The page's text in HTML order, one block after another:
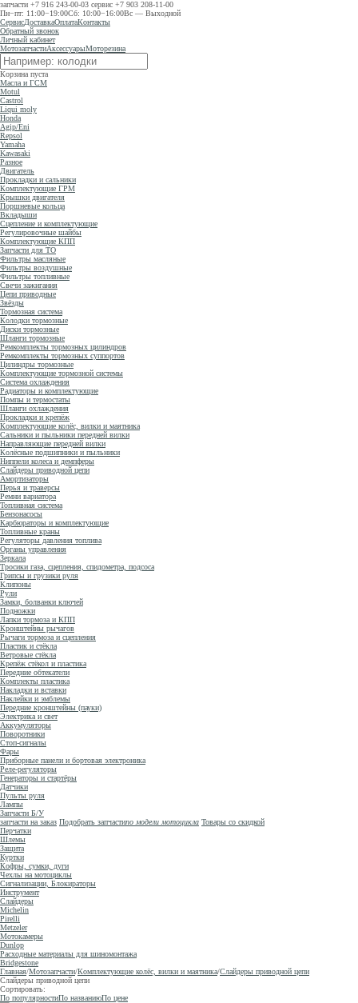
запчасти +7 916 243-00-03 сервис +7 903 208-11-00
Пн−пт: 11:00−19:00Сб: 10:00−16:00Вс — Выходной
СервисДоставкаОплатаКонтакты
Обратный звонок
Личный кабинет
МотозапчастиАксессуарыМоторезина
Корзина пуста
Масла и ГСМ
Motul
Castrol
Liqui moly
Honda
Agip/Eni
Repsol
Yamaha
Kawasaki
Разное
Двигатель
Прокладки и сальники
Комплектующие ГРМ
Крышки двигателя
Поршневые кольца
Вкладыши
Сцепление и комплектующие
Регулировочные шайбы
Комплектующие КПП
Запчасти для ТО
Фильтры масляные
Фильтры воздушные
Фильтры топливные
Свечи зажигания
Цепи приводные
Звёзды
Тормозная система
Колодки тормозные
Диски тормозные
Шланги тормозные
Ремкомплекты тормозных цилиндров
Ремкомплекты тормозных суппортов
Цилиндры тормозные
Комплектующие тормозной системы
Система охлаждения
Радиаторы и комплектующие
Помпы и термостаты
Шланги охлаждения
Прокладки и крепёж
Комплектующие колёс, вилки и маятника
Сальники и пыльники передней вилки
Направляющие передней вилки
Колёсные подшипники и пыльники
Ниппели колеса и демпферы
Слайдеры приводной цепи
Амортизаторы
Перья и траверсы
Ремни вариатора
Топливная система
Бензонасосы
Карбюраторы и комплектующие
Топливные краны
Регуляторы давления топлива
Органы управления
Зеркала
Тросики газа, сцепления, спидометра, подсоса
Грипсы и грузики руля
Клипоны
Рули
Замки, болванки ключей
Подножки
Лапки тормоза и КПП
Кронштейны рычагов
Рычаги тормоза и сцепления
Пластик и стёкла
Ветровые стёкла
Крепёж стёкол и пластика
Передние обтекатели
Комплекты пластика
Накладки и вставки
Наклейки и эмблемы
Передние кронштейны (пауки)
Электрика и свет
Аккумуляторы
Поворотники
Стоп-сигналы
Фары
Приборные панели и бортовая электроника
Реле-регуляторы
Генераторы и стартёры
Датчики
Пульты руля
Лампы
Запчасти Б/У
запчасти на заказ Подобрать запчастипо модели мотоцикла Товары со скидкой
Перчатки
Шлемы
Защита
Куртки
Кофры, сумки, дуги
Чехлы на мотоциклы
Сигнализации, Блокираторы
Инструмент
Слайдеры
Michelin
Pirelli
Metzeler
Мотокамеры
Dunlop
Расходные материалы для шиномонтажа
Bridgestone
Главная/Мотозапчасти/Комплектующие колёс, вилки и маятника/Слайдеры приводной цепи
Слайдеры приводной цепи
Сортировать:
По популярностиПо названиюПо цене